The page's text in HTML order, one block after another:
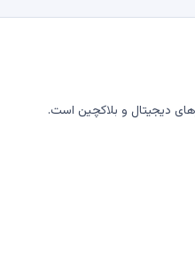
دیجیتال و بلاکچین است.